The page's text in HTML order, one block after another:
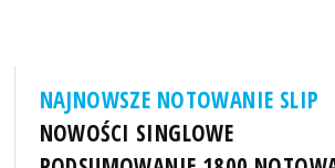
NAJNOWSZE NOTOWANIE SLIP
NOWOŚCI SINGLOWE